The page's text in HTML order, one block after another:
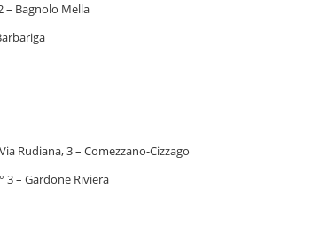
– Bagnolo Mella
Rudiana, 3 – Comezzano-Cizzago
3 – Gardone Riviera